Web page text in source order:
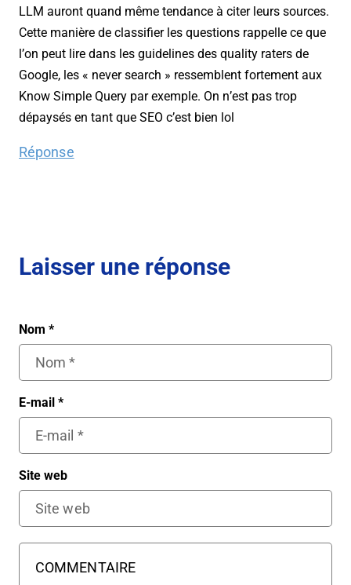
LLM auront quand même tendance à citer leurs sources.
Cette manière de classifier les questions rappelle ce que
l’on peut lire dans les guidelines des quality raters de
Google, les « never search » ressemblent fortement aux
Know Simple Query par exemple. On n’est pas trop
dépaysés en tant que SEO c’est bien lol
Réponse
Laisser une réponse
Nom *
E-mail *
Site web